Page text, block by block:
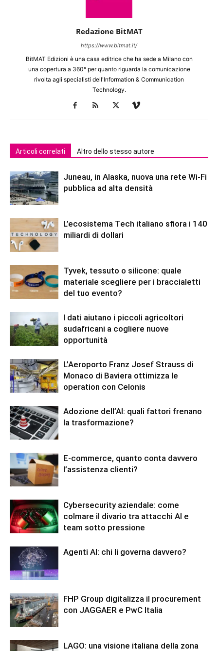
Redazione BitMAT
https://www.bitmat.it/
BitMAT Edizioni è una casa editrice che ha sede a Milano con
una copertura a 360° per quanto riguarda la comunicazione
rivolta agli specialisti dell'lnformation & Communication
Technology.
Articoli correlati Altro dello stesso autore
Juneau, in Alaska, nuova una rete Wi-Fi
pubblica ad alta densità
L’ecosistema Tech italiano sfiora i 140
miliardi di dollari
Tyvek, tessuto o silicone: quale
materiale scegliere per i braccialetti
del tuo evento?
I dati aiutano i piccoli agricoltori
sudafricani a cogliere nuove
opportunità
L’Aeroporto Franz Josef Strauss di
Monaco di Baviera ottimizza le
operation con Celonis
Adozione dell’AI: quali fattori frenano
la trasformazione?
E-commerce, quanto conta davvero
l’assistenza clienti?
Cybersecurity aziendale: come
colmare il divario tra attacchi AI e
team sotto pressione
Agenti AI: chi li governa davvero?
FHP Group digitalizza il procurement
con JAGGAER e PwC Italia
LAGO: una visione italiana della zona